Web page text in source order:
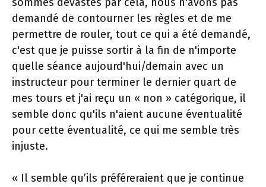
demandé de contourner les règles et de me
permettre de rouler, tout ce qui a été demandé,
c'est que je puisse sortir à la fin de n'importe
quelle séance aujourd'hui/demain avec un
instructeur pour terminer le dernier quart de
mes tours et j'ai reçu un « non » catégorique, il
semble donc qu'ils n'aient aucune éventualité
pour cette éventualité, ce qui me semble très
injuste.
« Il semble qu’ils préféreraient que je continue